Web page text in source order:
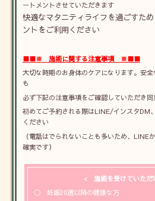
ートメントさせていただきます
快適なマタニティライフを過ごすた
ントをご利用ください
■■※ 施術に関する注意事項 ※■■
大切な時期のお身体のケアになります。安
も
必ず下記の注意事項をご確認していただき同
初めてご予約される際はLINE/インスタDM
ください
（電話はでられないことも多いため、LINE
確実です）
< 施術を受けていた
〇 妊娠20週以降の健康な方